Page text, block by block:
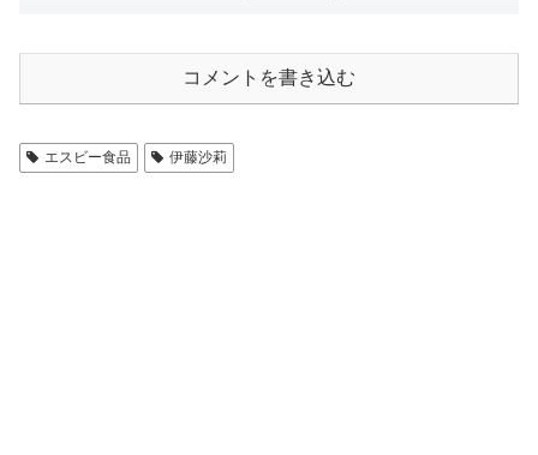
コメントを書き込む
エスビー食品 伊藤沙莉